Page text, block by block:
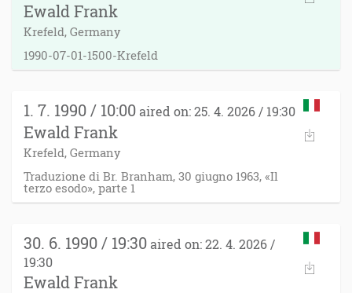
Ewald Frank
Krefeld, Germany
1990-07-01-1500-Krefeld
1. 7. 1990 / 10:00 aired on: 25. 4. 2026 / 19:30
Ewald Frank
Krefeld, Germany
Traduzione di Br. Branham, 30 giugno 1963, «Il
terzo esodo», parte 1
30. 6. 1990 / 19:30 aired on: 22. 4. 2026 /
19:30
Ewald Frank